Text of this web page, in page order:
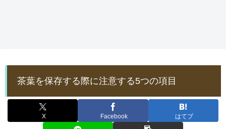
茶葉を保存する際に注意する5つの項目
X Facebook はてブ